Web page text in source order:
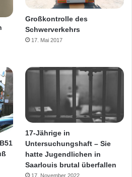
Großkontrolle des
Schwerverkehrs
17. Mai 2017
17-Jährige in
Untersuchungshaft – Sie
hatte Jugendlichen in
Saarlouis brutal überfallen
17. November 2022